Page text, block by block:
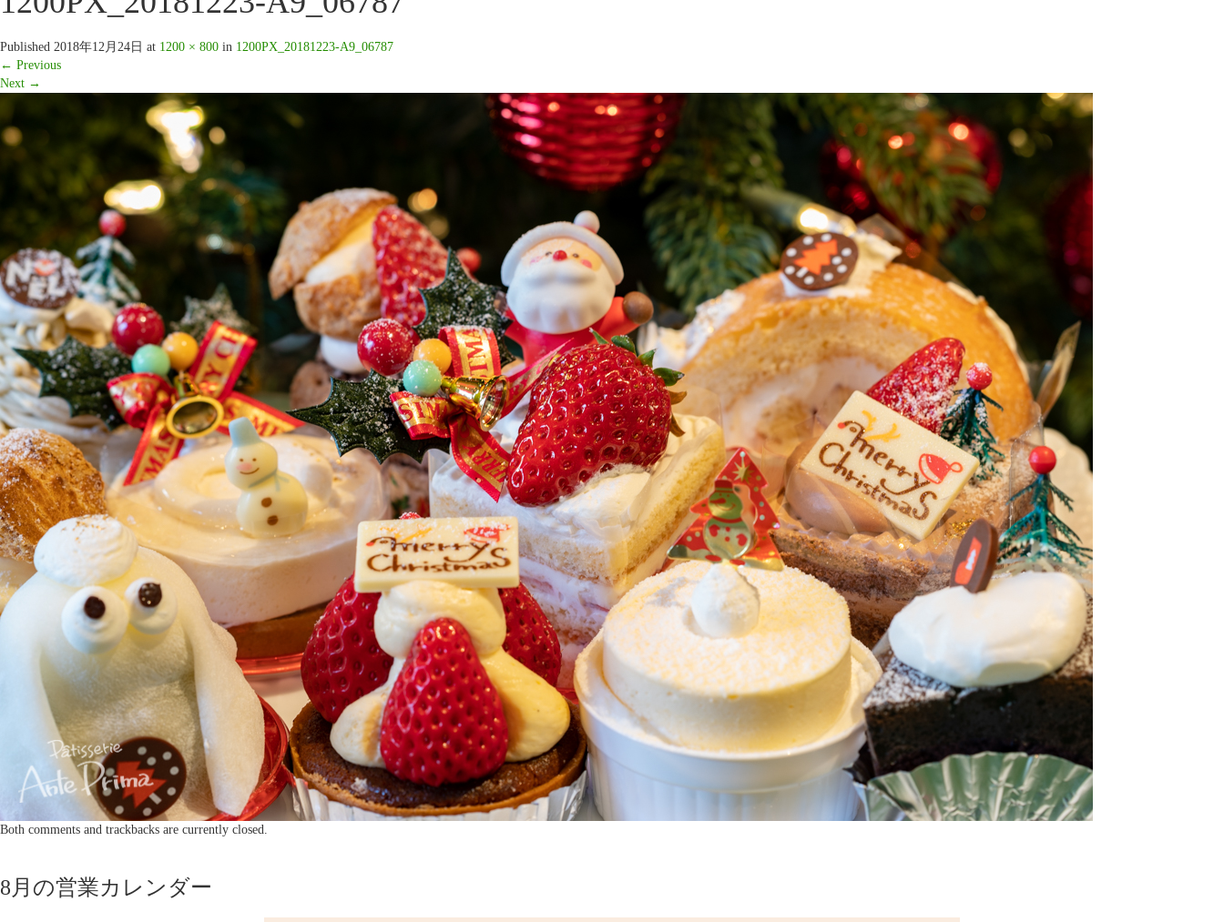
Published 2018年12月24日 at 1200 × 800 in 1200PX_20181223-A9_06787
← Previous
Next →
Both comments and trackbacks are currently closed.
8月の営業カレンダー